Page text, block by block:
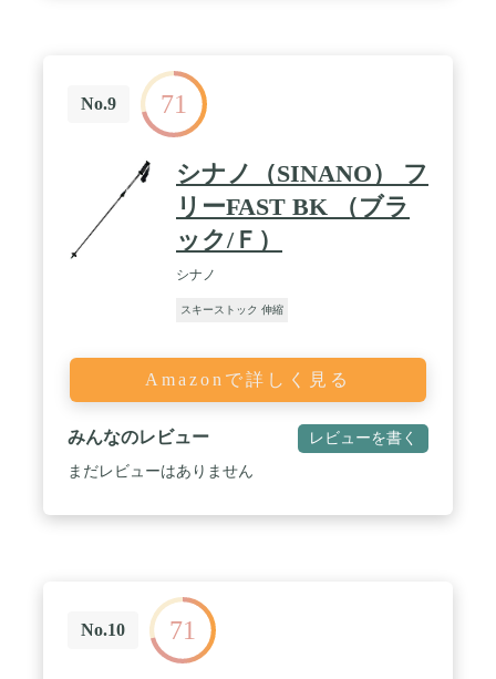
No.9 71
シナノ（SINANO） フ
リーFAST BK （ブラ
ック/Ｆ）
シナノ
スキーストック 伸縮
Amazonで詳しく見る
みんなのレビュー レビューを書く
まだレビューはありません
No.10 71